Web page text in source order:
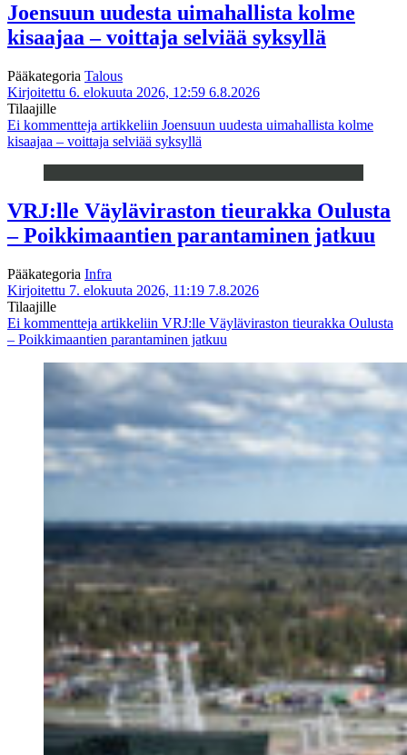
Joensuun uudesta uimahallista kolme
kisaajaa – voittaja selviää syksyllä
Pääkategoria Talous
Kirjoitettu 6. elokuuta 2026, 12:59 6.8.2026
Tilaajille
Ei kommentteja artikkeliin Joensuun uudesta uimahallista kolme
kisaajaa – voittaja selviää syksyllä
VRJ:lle Väyläviraston tieurakka Oulusta
– Poikkimaantien parantaminen jatkuu
Pääkategoria Infra
Kirjoitettu 7. elokuuta 2026, 11:19 7.8.2026
Tilaajille
Ei kommentteja artikkeliin VRJ:lle Väyläviraston tieurakka Oulusta
– Poikkimaantien parantaminen jatkuu